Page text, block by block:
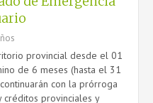
provincial desde el 01
de 6 meses (hasta el 31
con la prórroga
créditos provinciales y